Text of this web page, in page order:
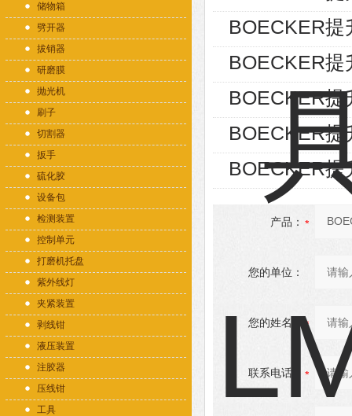
储物箱
劈开器
拔销器
研磨膜
抛光机
刷子
切割器
扳手
硫化胶
设备包
检测装置
控制单元
打磨机托盘
紫外线灯
夹紧装置
剥线钳
液压装置
注胶器
压线钳
工具
BOECKER
BOECKER
BOECKER
BOECKER
BOECKER
产品：
您的单位：
您的姓名：
联系电话：